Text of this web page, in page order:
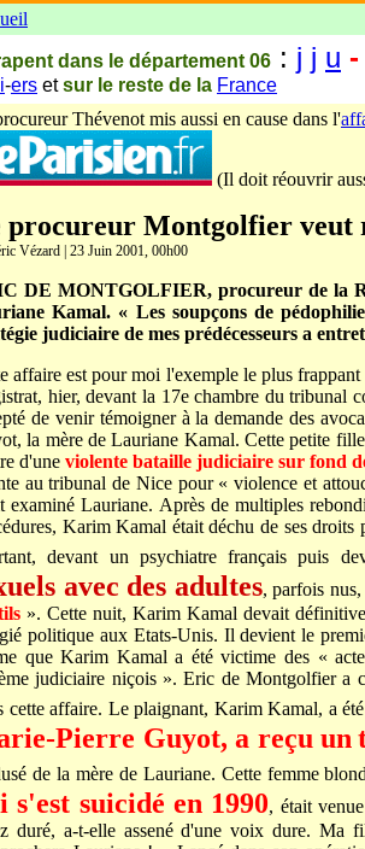
dans le département 06 : j j u -
-ers etsur le reste de la France
Thévenot mis aussi en cause dans l'
(Il doit réouvrir
procureur Montgolfier veut
Vézard | 23 Juin 2001, 00h00
DE MONTGOLFIER, procureur de la
Kamal. « Les soupçons de
judiciaire de mes prédécesseurs a
affaire est pour moi l'exemple le plus
hier, devant la 17e chambre du tribunal
de venir témoigner à la demande des
la mère de Lauriane Kamal. Cette petite
d'une violente bataille judiciaire sur fond
au tribunal de Nice pour « violence et
examiné Lauriane. Après de multiples
Karim Kamal était déchu de ses
devant un psychiatre français puis
avec des adultes, parfois
». Cette nuit, Karim Kamal devait
politique aux Etats-Unis. Il devient le
que Karim Kamal a été victime des «
judiciaire niçois ». Eric de Montgolfier a
cette affaire. Le plaignant, Karim Kamal, a
Pierre Guyot, a reçu un
de la mère de Lauriane. Cette femme
s'est suicidé en 1990, était
duré, a-t-elle assené d'une voix dure. Ma